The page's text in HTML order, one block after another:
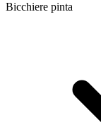
Bicchiere pinta